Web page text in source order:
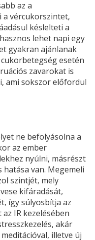
az a
a vércukorszintet,
késlelteti a
lehet napi egy
gyakran ajánlanak
esetén
zavarokat is
ami sokszor előfordul
ne befolyásolna a
az ember
nyúlni, másrészt
van. Megemeli
szintjét, mely
kifáradását,
így súlyosbítja az
IR kezelésében
akár
illetve új